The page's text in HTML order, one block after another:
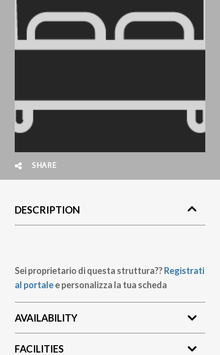
SHARE
DESCRIPTION
Sei proprietario di questa struttura??Registrati
al portalee personalizza la tua scheda
AVAILABILITY
FACILITIES